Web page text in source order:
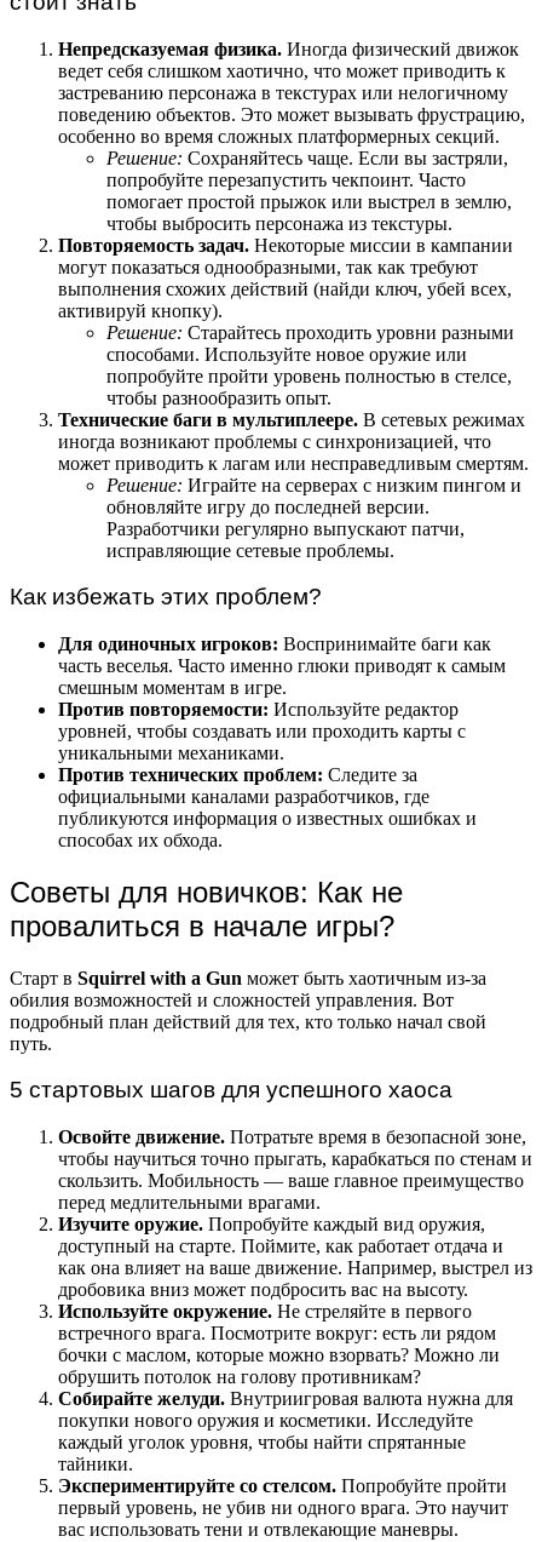
Непредсказуемая физика. Иногда физический движок
ведет себя слишком хаотично, что может приводить к
застреванию персонажа в текстурах или нелогичному
поведению объектов. Это может вызывать фрустрацию,
особенно во время сложных платформерных секций.
Решение: Сохраняйтесь чаще. Если вы застряли,
попробуйте перезапустить чекпоинт. Часто
помогает простой прыжок или выстрел в землю,
чтобы выбросить персонажа из текстуры.
Повторяемость задач. Некоторые миссии в кампании
могут показаться однообразными, так как требуют
выполнения схожих действий (найди ключ, убей всех,
активируй кнопку).
Решение: Старайтесь проходить уровни разными
способами. Используйте новое оружие или
попробуйте пройти уровень полностью в стелсе,
чтобы разнообразить опыт.
Технические баги в мультиплеере. В сетевых режимах
иногда возникают проблемы с синхронизацией, что
может приводить к лагам или несправедливым смертям.
Решение: Играйте на серверах с низким пингом и
обновляйте игру до последней версии.
Разработчики регулярно выпускают патчи,
исправляющие сетевые проблемы.
Как избежать этих проблем?
Для одиночных игроков: Воспринимайте баги как
часть веселья. Часто именно глюки приводят к самым
смешным моментам в игре.
Против повторяемости: Используйте редактор
уровней, чтобы создавать или проходить карты с
уникальными механиками.
Против технических проблем: Следите за
официальными каналами разработчиков, где
публикуются информация о известных ошибках и
способах их обхода.
Советы для новичков: Как не
провалиться в начале игры?
Старт в Squirrel with a Gun может быть хаотичным из-за
обилия возможностей и сложностей управления. Вот
подробный план действий для тех, кто только начал свой
путь.
5 стартовых шагов для успешного хаоса
Освойте движение. Потратьте время в безопасной зоне,
чтобы научиться точно прыгать, карабкаться по стенам и
скользить. Мобильность — ваше главное преимущество
перед медлительными врагами.
Изучите оружие. Попробуйте каждый вид оружия,
доступный на старте. Поймите, как работает отдача и
как она влияет на ваше движение. Например, выстрел из
дробовика вниз может подбросить вас на высоту.
Используйте окружение. Не стреляйте в первого
встречного врага. Посмотрите вокруг: есть ли рядом
бочки с маслом, которые можно взорвать? Можно ли
обрушить потолок на голову противникам?
Собирайте желуди. Внутриигровая валюта нужна для
покупки нового оружия и косметики. Исследуйте
каждый уголок уровня, чтобы найти спрятанные
тайники.
Экспериментируйте со стелсом. Попробуйте пройти
первый уровень, не убив ни одного врага. Это научит
вас использовать тени и отвлекающие маневры.